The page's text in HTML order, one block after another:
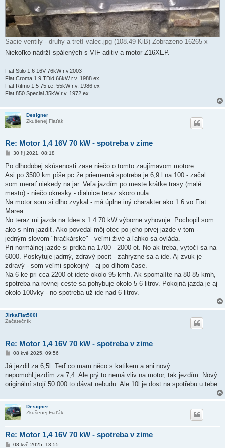
Sacie ventily - druhy a tretí valec.jpg (108.49 KiB) Zobrazeno 16265 x
Niekoľko nádrží spálených s VIF aditiv a motor Z16XEP.
Fiat Stilo 1.6 16V 76kW r.v.2003
Fiat Croma 1.9 TDid 66kW r.v. 1988 ex
Fiat Ritmo 1.5 75 i.e. 55kW r.v. 1986 ex
Fiat 850 Special 35kW r.v. 1972 ex
Designer
Zkušenej Fiaťák
Re: Motor 1,4 16V 70 kW - spotreba v zime
P
í
p
ě
e
k
30 říj 2021, 08:18
Po dlhodobej skúsenosti zase niečo o tomto zaujímavom motore.
Asi po 3500 km píše pc že priemerná spotreba je 6,9 l na 100 - začal
som merať niekedy na jar. Veľa jazdím po meste krátke trasy (malé
mesto) - niečo okresky - dialnice teraz skoro nula.
Na motor som si dlho zvykal - má úplne iný charakter ako 1.6 vo Fiat
Marea.
No teraz mi jazda na Idee s 1.4 70 kW výborne vyhovuje. Pochopil som
ako s ním jazdiť. Ako povedal môj otec po jeho prvej jazde v tom -
jedným slovom "hračkárske" - veľmi živé a ľahko sa ovláda.
Pri normálnej jazde si prdká na 1700 - 2000 ot. No ak treba, vytočí sa na
6000. Poskytuje jadrný, zdravý pocit - zahryzne sa a ide. Aj zvuk je
zdravý - som veľmi spokojný - aj po dlhom čase.
Na 6-ke pri cca 2200 ot idete okolo 95 kmh. Ak spomalíte na 80-85 kmh,
spotreba na rovnej ceste sa pohybuje okolo 5-6 litrov. Pokojná jazda je aj
okolo 100vky - no spotreba už ide nad 6 litrov.
JirkaFiat500l
Začátečník
Re: Motor 1,4 16V 70 kW - spotreba v zime
P
í
p
ě
v
k
08 kvě 2025, 09:56
Já jezdil za 6,5l. Teď co mam něco s katikem a ani nový
nepomohl,jezdím za 7,4. Ale prý to nemá vliv na motor, tak jezdím. Nový
originální stojí 50.000 to dávat nebudu. Ale 10l je dost na spotřebu u tebe
Designer
Zkušenej Fiaťák
Re: Motor 1,4 16V 70 kW - spotreba v zime
P08 kvě 2025, 13:55